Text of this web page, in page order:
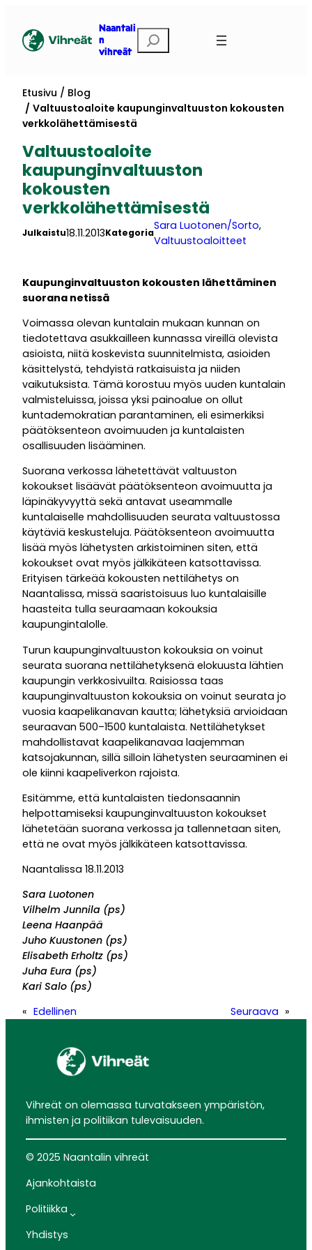
sisältöön
Naantali
n
vihreät
Etsi
Etusivu
Blog
Valtuustoaloite kaupunginvaltuuston kokousten
verkkolähettämisestä
Valtuustoaloite
kaupunginvaltuuston
kokousten
verkkolähettämisestä
Julkaistu18.11.2013Kategoria
Sara Luotonen/Sorto
Valtuustoaloitteet
Kaupunginvaltuuston kokousten lähettäminen
suorana netissä
Voimassa olevan kuntalain mukaan kunnan on
tiedotettava asukkailleen kunnassa vireillä olevista
asioista, niitä koskevista suunnitelmista, asioiden
käsittelystä, tehdyistä ratkaisuista ja niiden
vaikutuksista. Tämä korostuu myös uuden kuntalain
valmisteluissa, joissa yksi painoalue on ollut
kuntademokratian parantaminen, eli esimerkiksi
päätöksenteon avoimuuden ja kuntalaisten
osallisuuden lisääminen.
Suorana verkossa lähetettävät valtuuston
kokoukset lisäävät päätöksenteon avoimuutta ja
läpinäkyvyyttä sekä antavat useammalle
kuntalaiselle mahdollisuuden seurata valtuustossa
käytäviä keskusteluja. Päätöksenteon avoimuutta
lisää myös lähetysten arkistoiminen siten, että
kokoukset ovat myös jälkikäteen katsottavissa.
Erityisen tärkeää kokousten nettilähetys on
Naantalissa, missä saaristoisuus luo kuntalaisille
haasteita tulla seuraamaan kokouksia
kaupungintalolle.
Turun kaupunginvaltuuston kokouksia on voinut
seurata suorana nettilähetyksenä elokuusta lähtien
kaupungin verkkosivuilta. Raisiossa taas
kaupunginvaltuuston kokouksia on voinut seurata jo
vuosia kaapelikanavan kautta; lähetyksiä arvioidaan
seuraavan 500–1500 kuntalaista. Nettilähetykset
mahdollistavat kaapelikanavaa laajemman
katsojakunnan, sillä silloin lähetysten seuraaminen ei
ole kiinni kaapeliverkon rajoista.
Esitämme, että kuntalaisten tiedonsaannin
helpottamiseksi kaupunginvaltuuston kokoukset
lähetetään suorana verkossa ja tallennetaan siten,
että ne ovat myös jälkikäteen katsottavissa.
Naantalissa 18.11.2013
Sara Luotonen
Vilhelm Junnila (ps)
Leena Haanpää
Juho Kuustonen (ps)
Elisabeth Erholtz (ps)
Juha Eura (ps)
Kari Salo (ps)
« Edellinen Seuraava »
Vihreät on olemassa turvatakseen ympäristön,
ihmisten ja politiikan tulevaisuuden.
© 2025 Naantalin vihreät
Ajankohtaista
Politiikka
Yhdistys